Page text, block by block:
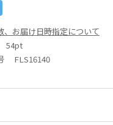
、お届け日時指定について
54pt
FLS16140